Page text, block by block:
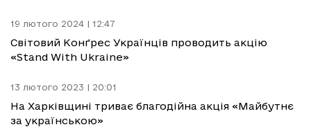
19 лютого 2024 | 12:47
Світовий Конґрес Українців проводить акцію
«Stand With Ukraine»
13 лютого 2023 | 20:01
На Харківщині триває благодійна акція «Майбутнє
за українською»